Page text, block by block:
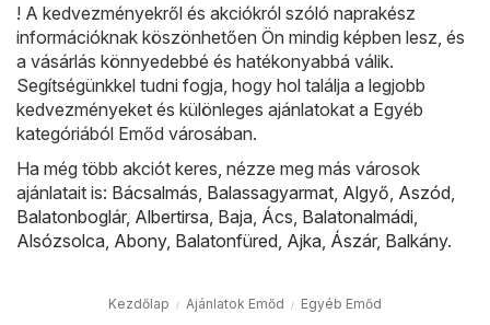
! A kedvezményekről és akciókról szóló naprakész
információknak köszönhetően Ön mindig képben lesz, és
a vásárlás könnyedebbé és hatékonyabbá válik.
Segítségünkkel tudni fogja, hogy hol találja a legjobb
kedvezményeket és különleges ajánlatokat a Egyéb
kategóriából Emőd városában.
Ha még több akciót keres, nézze meg más városok
ajánlatait is: Bácsalmás Balassagyarmat Algyő Aszód
Balatonboglár, Albertirsa Baja Ács Balatonalmádi
Alsózsolca Abony, Balatonfüred Ajka Ászár, Balkány.
Kezdőlap Ajánlatok Emőd Egyéb Emőd